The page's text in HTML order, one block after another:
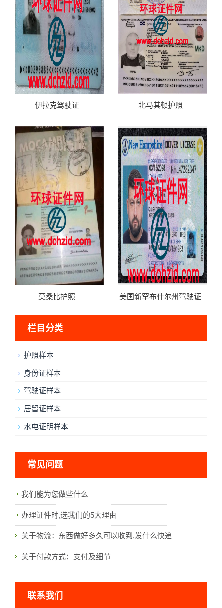
伊拉克驾驶证 北马其顿护照
莫桑比护照 美国新罕布什尔州驾驶证
栏目分类
护照样本
身份证样本
驾驶证样本
居留证样本
水电证明样本
常见问题
我们能为您做些什么
办理证件时,选我们的5大理由
关于物流：东西做好多久可以收到,发什么快递
关于付款方式：支付及细节
联系我们